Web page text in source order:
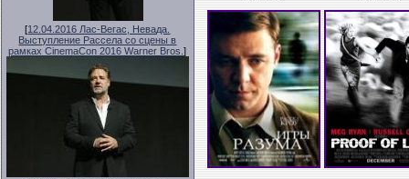
[12.04.2016 Лас-Вегас, Невада.
Выступление Рассела со сцены в
рамках CinemaCon 2016 Warner Bros.]